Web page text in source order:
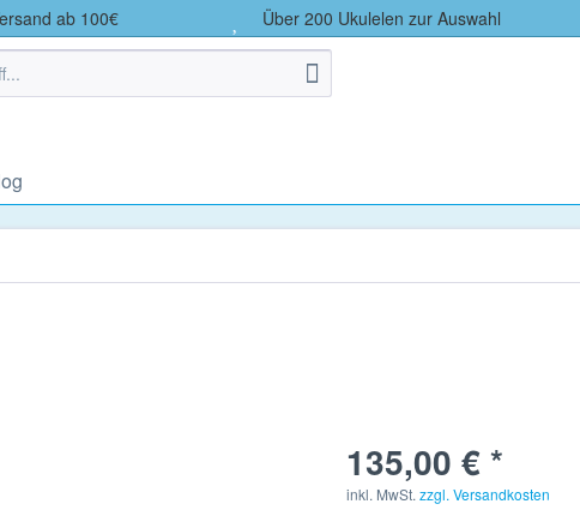
ab 100€ Über 200 Ukulelen zur Auswahl
135,00 € *
inkl. MwSt.zzgl. Versandkosten